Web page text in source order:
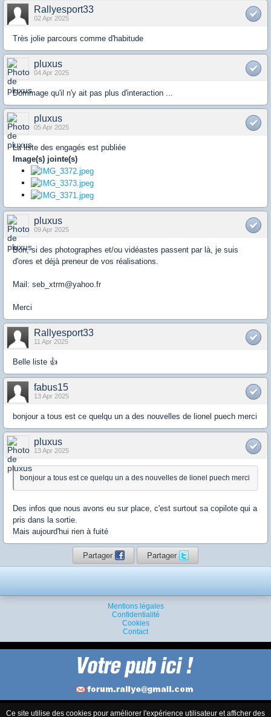
Rallyesport33
02 Apr 2025
Très jolie parcours comme d'habitude
pluxus
04 Apr 2025
Dommage qu'il n'y ait pas plus d'interaction ...
pluxus
05 Apr 2025
La liste des engagés est publiée
Image(s) jointe(s)
pluxus
09 Apr 2025
Bon, si des photographes et/ou vidéastes passent par là, je suis
d'ores et déjà preneur de vos réalisations.
Mail: seb_xtrm@yahoo.fr
Merci
Rallyesport33
11 Apr 2025
Belle liste 👍
fabus15
13 Apr 2025
bonjour a tous est ce quelqu un a des nouvelles de lionel puech merci
pluxus
13 Apr 2025
bonjour a tous est ce quelqu un a des nouvelles de lionel puech merci
Des infos que nous avons eu sur place, c'est surtout sa copilote qui a
pris dans la sortie.
Mais aujourd'hui rien à fuité
Partager Partager
Mentions légales
Confidentialité
Cookies
Contact
Ce site utilise des cookies pour améliorer l'expérience utilisateur et afficher des